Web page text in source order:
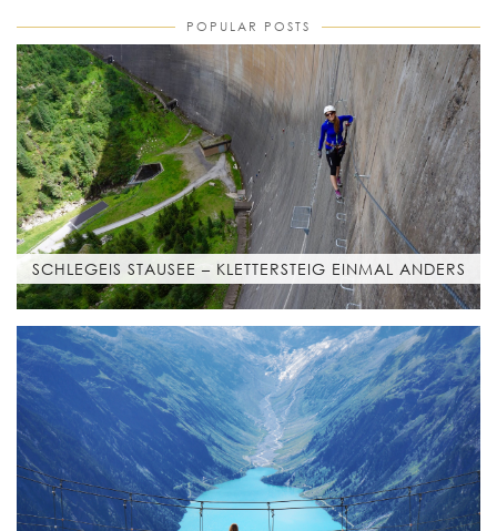
POPULAR POSTS
SCHLEGEIS STAUSEE – KLETTERSTEIG EINMAL ANDERS